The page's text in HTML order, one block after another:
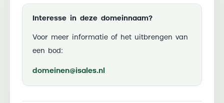
Interesse in deze domeinnaam?
Voor meer informatie of het uitbrengen van
een bod:
domeinen@isales.nl